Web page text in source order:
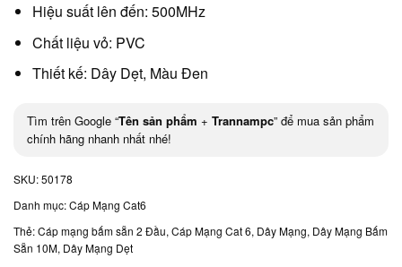
Hiệu suất lên đến: 500MHz
Chất liệu vỏ: PVC
Thiết kế: Dây Dẹt, Màu Đen
Tìm trên Google “Tên sản phẩm + Trannampc” để mua sản phẩm
chính hãng nhanh nhất nhé!
SKU:50178
Danh mục:Cáp Mạng Cat6
Thẻ:Cáp mạng bấm sẵn 2 Đầu, Cáp Mạng Cat 6, Dây Mạng, Dây Mạng Bấm
Sẵn 10M, Dây Mạng Dẹt